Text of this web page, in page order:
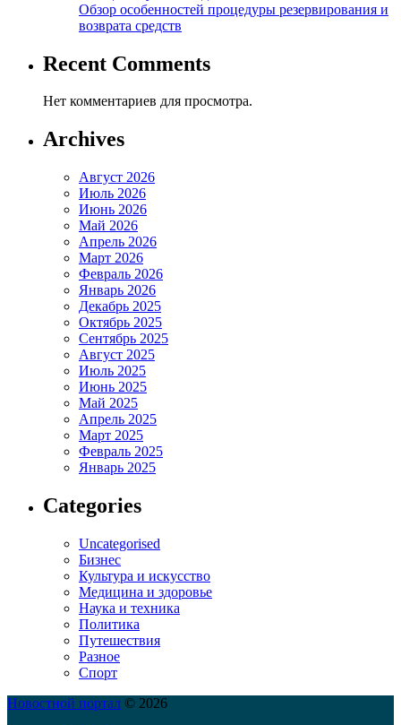
Обзор особенностей процедуры резервирования и
возврата средств
Recent Comments
Нет комментариев для просмотра.
Archives
Август 2026
Июль 2026
Июнь 2026
Май 2026
Апрель 2026
Март 2026
Февраль 2026
Январь 2026
Декабрь 2025
Октябрь 2025
Сентябрь 2025
Август 2025
Июль 2025
Июнь 2025
Май 2025
Апрель 2025
Март 2025
Февраль 2025
Январь 2025
Categories
Uncategorised
Бизнес
Культура и искусство
Медицина и здоровье
Наука и техника
Политика
Путешествия
Разное
Спорт
Новостной портал © 2026